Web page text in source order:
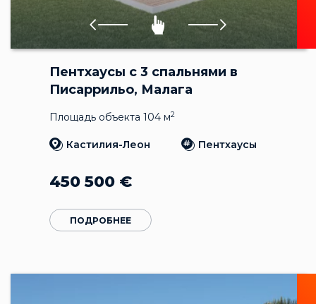
Пентхаусы с 3 спальнями в
Писаррильо, Малага
Площадь объекта 104 м2
Кастилия-Леон Пентхаусы
450 500 €
ПОДРОБНЕЕ